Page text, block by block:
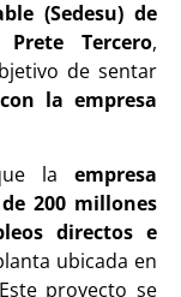
(Sedesu) de
Tercero,
de sentar
la empresa
la empresa
200 millones
directos e
ubicada en
proyecto se